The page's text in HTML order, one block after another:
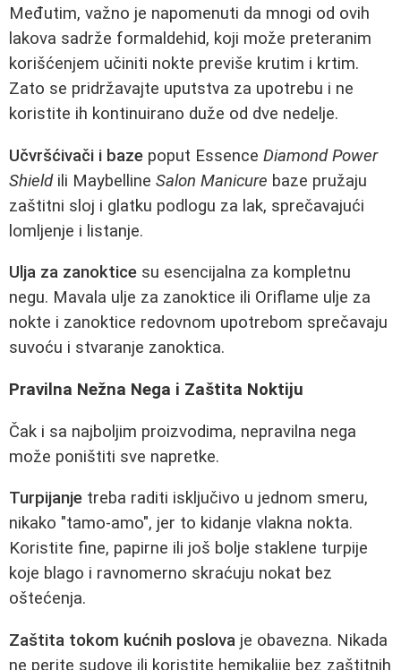
Međutim, važno je napomenuti da mnogi od ovih
lakova sadrže formaldehid, koji može preteranim
korišćenjem učiniti nokte previše krutim i krtim.
Zato se pridržavajte uputstva za upotrebu i ne
koristite ih kontinuirano duže od dve nedelje.
Učvršćivači i baze poput Essence Diamond Power
Shieldili Maybelline Salon Manicure baze pružaju
zaštitni sloj i glatku podlogu za lak, sprečavajući
lomljenje i listanje.
Ulja za zanoktice su esencijalna za kompletnu
negu. Mavala ulje za zanoktice ili Oriflame ulje za
nokte i zanoktice redovnom upotrebom sprečavaju
suvoću i stvaranje zanoktica.
Pravilna Nežna Negа i Zaštita Noktiju
Čak i sa najboljim proizvodima, nepravilna nega
može poništiti sve napretke.
Turpijanje treba raditi isključivo u jednom smeru,
nikako "tamo-amo", jer to kidanje vlakna nokta.
Koristite fine, papirne ili još bolje staklene turpije
koje blago i ravnomerno skraćuju nokat bez
oštećenja.
Zaštita tokom kućnih poslova je obavezna. Nikada
ne perite sudove ili koristite hemikalije bez zaštitnih